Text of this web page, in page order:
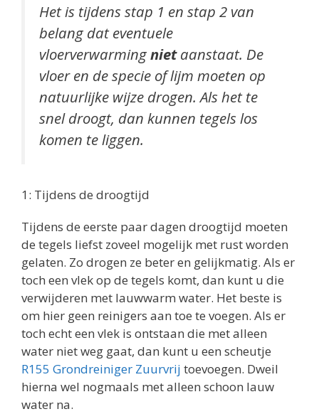
Het is tijdens stap 1 en stap 2 van
belang dat eventuele
vloerverwarmingnietaanstaat. De
vloer en de specie of lijm moeten op
natuurlijke wijze drogen. Als het te
snel droogt, dan kunnen tegels los
komen te liggen.
1: Tijdens de droogtijd
Tijdens de eerste paar dagen droogtijd moeten
de tegels liefst zoveel mogelijk met rust worden
gelaten. Zo drogen ze beter en gelijkmatig. Als er
toch een vlek op de tegels komt, dan kunt u die
verwijderen met lauwwarm water. Het beste is
om hier geen reinigers aan toe te voegen. Als er
toch echt een vlek is ontstaan die met alleen
water niet weg gaat, dan kunt u een scheutje
R155 Grondreiniger Zuurvrij toevoegen. Dweil
hierna wel nogmaals met alleen schoon lauw
water na.